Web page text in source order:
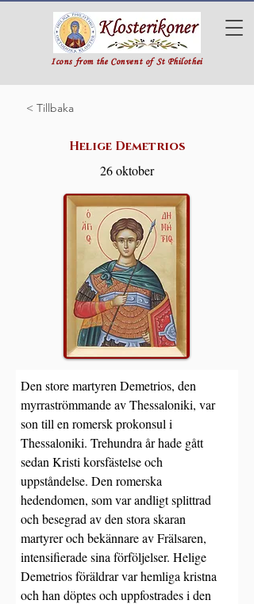
Icons from the Convent of St Philothei
< Tillbaka
Helige Demetrios
26 oktober
Den store martyren Demetrios, den
myrraströmmande av Thessaloniki, var
son till en romersk prokonsul i
Thessaloniki. Trehundra år hade gått
sedan Kristi korsfästelse och
uppståndelse. Den romerska
hedendomen, som var andligt splittrad
och besegrad av den stora skaran
martyrer och bekännare av Frälsaren,
intensifierade sina förföljelser. Helige
Demetrios föräldrar var hemliga kristna
och han döptes och uppfostrades i den